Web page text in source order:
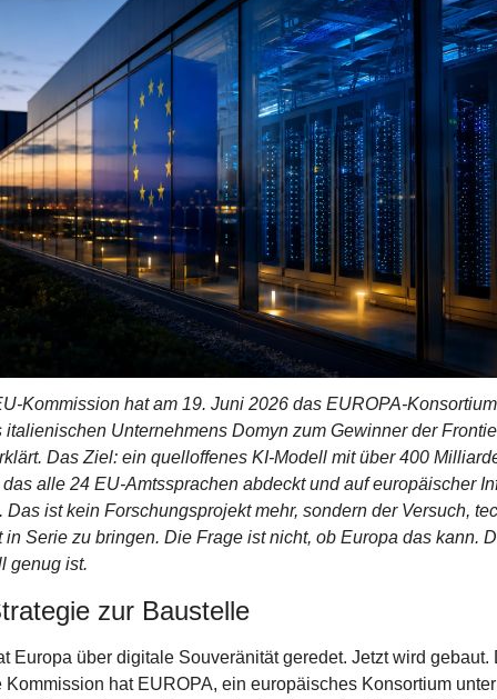
Kommission hat am 19. Juni 2026 das EUROPA-
italienischen Unternehmens Domyn zum Gewinner der
Das Ziel: ein quelloffenes KI-Modell mit über 400
alle 24 EU-Amtssprachen abdeckt und auf europäischer
Das ist kein Forschungsprojekt mehr, sondern der Versuch,
in Serie zu bringen. Die Frage ist nicht, ob Europa das kann.
genug ist.
zur Baustelle
Europa über digitale Souveränität geredet. Jetzt wird gebaut.
Kommission hat EUROPA, ein europäisches Konsortium